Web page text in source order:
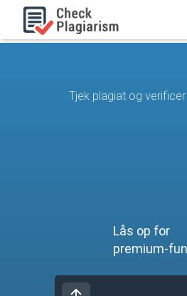
Tjek plagiat og
Lås op for
premium-